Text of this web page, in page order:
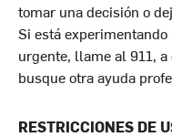
tomar una decisión o
Si está
urgente, llame al 911,
busque otra ayuda
RESTRICCIONES DE